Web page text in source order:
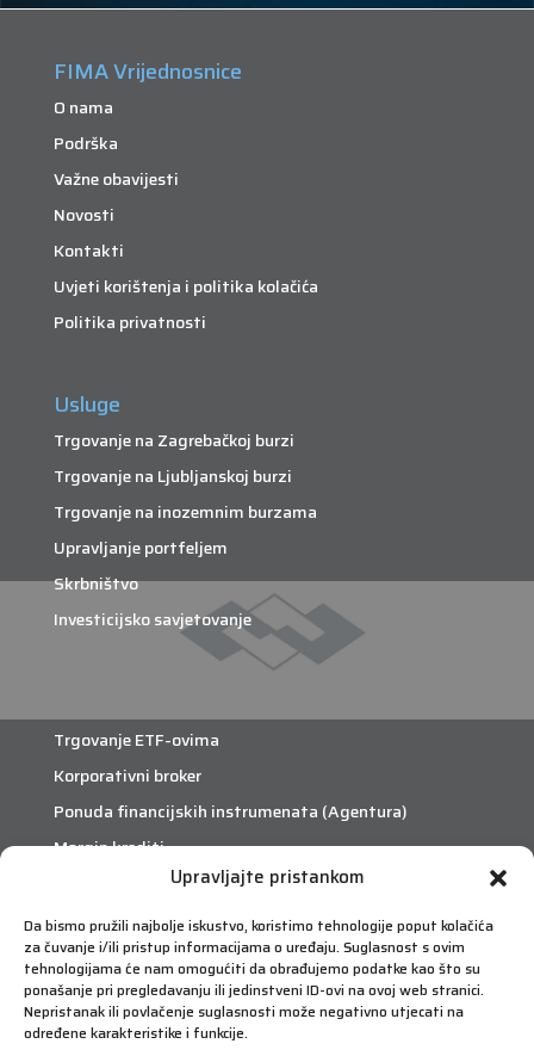
Upravljajte pristankom
Da bismo pružili najbolje iskustvo, koristimo tehnologije poput kolačića
za čuvanje i/ili pristup informacijama o uređaju. Suglasnost s ovim
tehnologijama će nam omogućiti da obrađujemo podatke kao što su
ponašanje pri pregledavanju ili jedinstveni ID-ovi na ovoj web stranici.
Nepristanak ili povlačenje suglasnosti može negativno utjecati na
određene karakteristike i funkcije.
FIMA Vrijednosnice
O nama
Podrška
Važne obavijesti
Novosti
Kontakti
Uvjeti korištenja i politika kolačića
Politika privatnosti
Usluge
Trgovanje na Zagrebačkoj burzi
Trgovanje na Ljubljanskoj burzi
Trgovanje na inozemnim burzama
Upravljanje portfeljem
Skrbništvo
Investicijsko savjetovanje
Trgovanje ETF-ovima
Korporativni broker
Ponuda financijskih instrumenata (Agentura)
Margin krediti
eTrade
Što je eTrade?
eTrade